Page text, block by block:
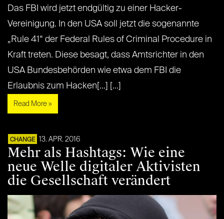
Das FBI wird jetzt endgültig zu einer Hacker-
Vereinigung. In den USA soll jetzt die sogenannte
„Rule 41“ der Federal Rules of Criminal Procedure in
Kraft treten. Diese besagt, dass Amtsrichter in den
USA Bundesbehörden wie etwa dem FBI die
Erlaubnis zum Hacken[...] [...]
Read More »
CHANGE 13. APR. 2016
Mehr als Hashtags: Wie eine
neue Welle digitaler Aktivisten
die Gesellschaft verändert